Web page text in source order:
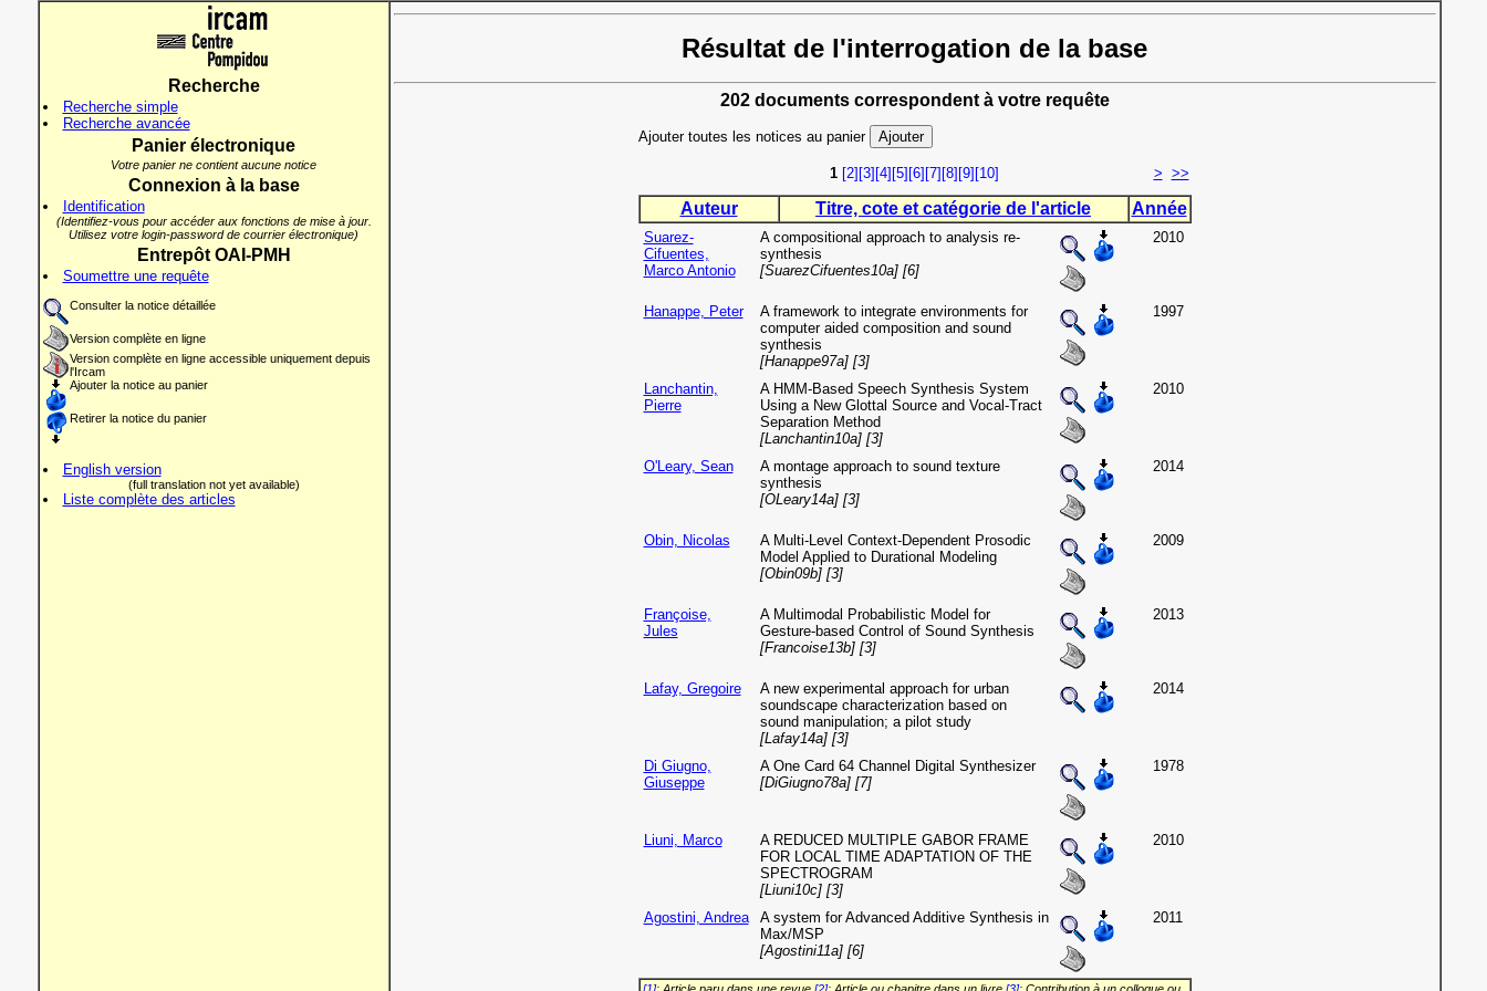
Recherche
Recherche simple
Recherche avancée
Panier électronique
Votre panier ne contient aucune notice
Connexion à la base
Identification
(Identifiez-vous pour accéder aux fonctions de mise à jour.
Utilisez votre login-password de courrier électronique)
Entrepôt OAI-PMH
Soumettre une requête
Consulter la notice détaillée
Version complète en ligne
Version complète en ligne accessible uniquement depuis
l'Ircam
Ajouter la notice au panier
Retirer la notice du panier
English version
(full translation not yet available)
Liste complète des articles
Résultat de l'interrogation de la base
202 documents correspondent à votre requête
Ajouter toutes les notices au panier
1 [2] [3] [4] [5] [6] [7] [8] [9] [10] > >>
Auteur Titre, cote et catégorie de l'article Année
Suarez-
Cifuentes,
Marco Antonio
A compositional approach to analysis re-
synthesis
[SuarezCifuentes10a] [6]
2010
Hanappe, Peter
A framework to integrate environments for
computer aided composition and sound
synthesis
[Hanappe97a] [3]
1997
Lanchantin,
Pierre
A HMM-Based Speech Synthesis System
Using a New Glottal Source and Vocal-Tract
Separation Method
[Lanchantin10a] [3]
2010
O'Leary, Sean
A montage approach to sound texture
synthesis
[OLeary14a] [3]
2014
Obin, Nicolas
A Multi-Level Context-Dependent Prosodic
Model Applied to Durational Modeling
[Obin09b] [3]
2009
Françoise,
Jules
A Multimodal Probabilistic Model for
Gesture-based Control of Sound Synthesis
[Francoise13b] [3]
2013
Lafay, Gregoire
A new experimental approach for urban
soundscape characterization based on
sound manipulation; a pilot study
[Lafay14a] [3]
2014
Di Giugno,
Giuseppe
A One Card 64 Channel Digital Synthesizer
[DiGiugno78a] [7]
1978
Liuni, Marco
A REDUCED MULTIPLE GABOR FRAME
FOR LOCAL TIME ADAPTATION OF THE
SPECTROGRAM
[Liuni10c] [3]
2010
Agostini, Andrea
A system for Advanced Additive Synthesis in
Max/MSP
[Agostini11a] [6]
2011